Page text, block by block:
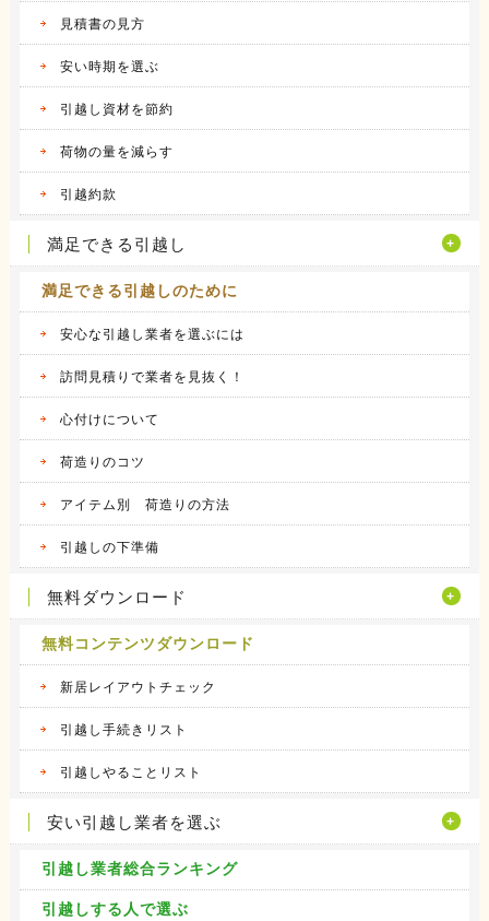
アーク引越しセンターの体験談
2016.04.14
見積書の見方
安い時期を選ぶ
引越し資材を節約
荷物の量を減らす
引越約款
満足できる引越し
満足できる引越しのために
安心な引越し業者を選ぶには
訪問見積りで業者を見抜く！
心付けについて
荷造りのコツ
アイテム別 荷造りの方法
引越しの下準備
無料ダウンロード
無料コンテンツダウンロード
新居レイアウトチェック
引越し手続きリスト
引越しやることリスト
安い引越し業者を選ぶ
引越し業者総合ランキング
引越しする人で選ぶ